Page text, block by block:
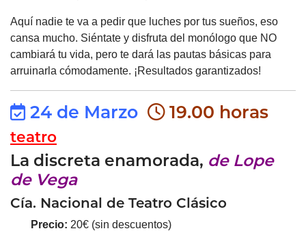
Aquí nadie te va a pedir que luches por tus sueños, eso
cansa mucho. Siéntate y disfruta del monólogo que NO
cambiará tu vida, pero te dará las pautas básicas para
arruinarla cómodamente. ¡Resultados garantizados!
24 de Marzo 19.00 horas
teatro
La discreta enamorada, de Lope
de Vega
Cía. Nacional de Teatro Clásico
Precio: 20€ (sin descuentos)